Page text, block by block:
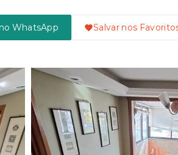
WhatsApp Salvar nos